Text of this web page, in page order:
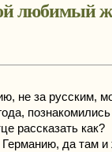
любимый
не за русским,
познакомились
рассказать как?
да там